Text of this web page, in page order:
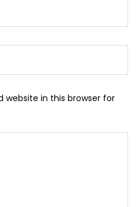
website in this browser for